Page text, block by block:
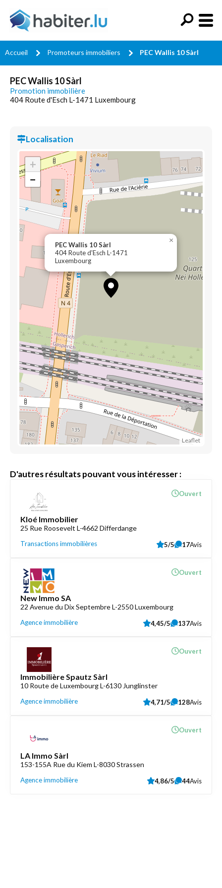
Accueil Promoteurs immobiliers PEC Wallis 10 Sàrl
PEC Wallis 10 Sàrl
Promotion immobilière
404 Route d'Esch L-1471 Luxembourg
Localisation
PEC Wallis 10 Sàrl
404 Route d'Esch L-1471
Luxembourg
×
+
−
Leaflet
D'autres résultats pouvant vous intéresser :
Kloé Immobilier
25 Rue Roosevelt L-4662 Differdange
Transactions immobilières
Ouvert
5/5 17Avis
New Immo SA
22 Avenue du Dix Septembre L-2550 Luxembourg
Agence immobilière
Ouvert
4,45/5 137Avis
Immobilière Spautz Sàrl
10 Route de Luxembourg L-6130 Junglinster
Agence immobilière
Ouvert
4,71/5 128Avis
LA Immo Sàrl
153-155A Rue du Kiem L-8030 Strassen
Agence immobilière
Ouvert
4,86/5 44Avis